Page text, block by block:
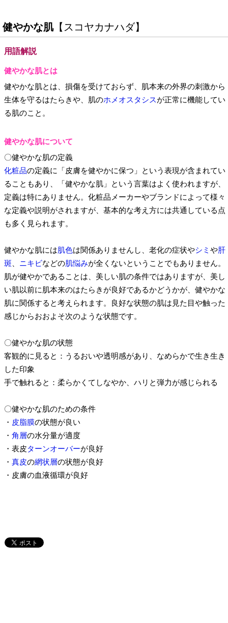
健やかな肌【スコヤカナハダ】
用語解説
健やかな肌とは
健やかな肌とは、損傷を受けておらず、肌本来の外界の刺激から
生体を守るはたらきや、肌のホメオスタシスが正常に機能してい
る肌のこと。
健やかな肌について
〇健やかな肌の定義
化粧品の定義に「皮膚を健やかに保つ」という表現が含まれてい
ることもあり、「健やかな肌」という言葉はよく使われますが、
定義は特にありません。化粧品メーカーやブランドによって様々
な定義や説明がされますが、基本的な考え方には共通している点
も多く見られます。
健やかな肌には肌色は関係ありませんし、老化の症状やシミ や肝
斑
ニキビなどの肌悩みが全くないということでもありません。
肌が健やかであることは、美しい肌の条件ではありますが、美し
い肌以前に肌本来のはたらきが良好であるかどうかが、健やかな
肌に関係すると考えられます。良好な状態の肌は見た目や触った
感じからおおよそ次のような状態です。
〇健やかな肌の状態
客観的に見ると：うるおいや透明感があり、なめらかで生き生き
した印象
手で触れると：柔らかくてしなやか、ハリと弾力が感じられる
〇健やかな肌のための条件
・ 皮脂膜の状態が良い
・ 角層の水分量が適度
・表皮ターンオーバーが良好
・ 真皮の網状層の状態が良好
・皮膚の血液循環が良好